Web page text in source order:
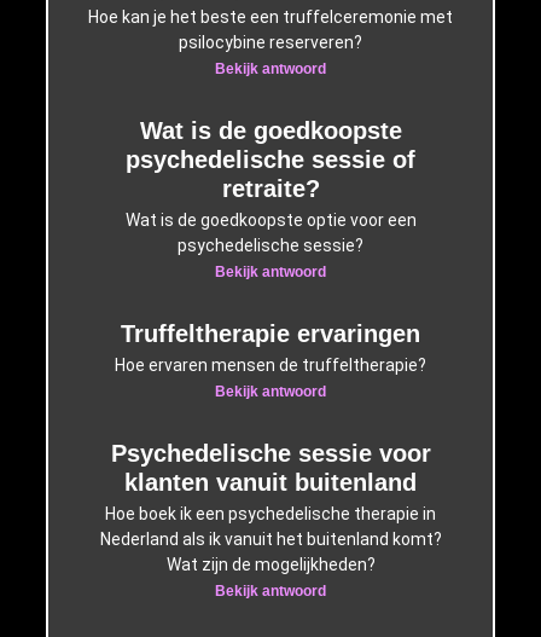
Hoe kan je het beste een truffelceremonie met
psilocybine reserveren?
Bekijk antwoord
Wat is de goedkoopste
psychedelische sessie of
retraite?
Wat is de goedkoopste optie voor een
psychedelische sessie?
Bekijk antwoord
Truffeltherapie ervaringen
Hoe ervaren mensen de truffeltherapie?
Bekijk antwoord
Psychedelische sessie voor
klanten vanuit buitenland
Hoe boek ik een psychedelische therapie in
Nederland als ik vanuit het buitenland komt?
Wat zijn de mogelijkheden?
Bekijk antwoord